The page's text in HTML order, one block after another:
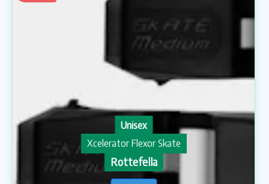
Unisex
Xcelerator Flexor Skate
Rottefella